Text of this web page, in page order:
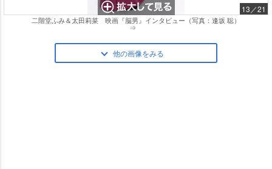
13／21
二階堂ふみ＆太田莉菜 映画『脳男』インタビュー（写真：逢坂 聡）
⇒
他の画像をみる